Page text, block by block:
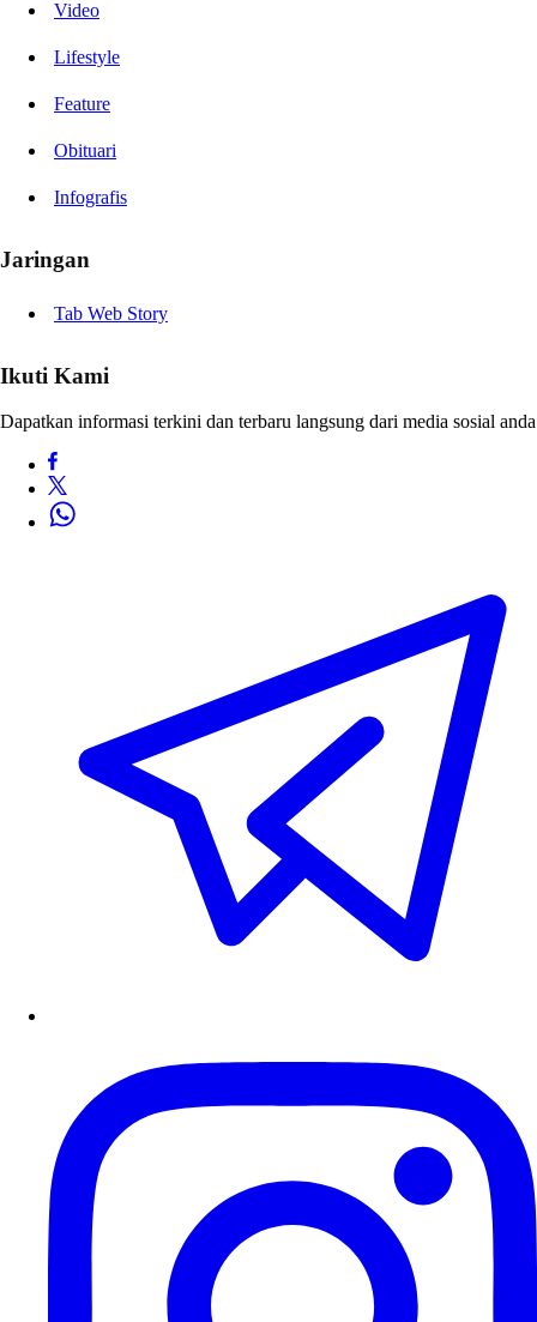
Video
Lifestyle
Feature
Obituari
Infografis
Jaringan
Tab Web Story
Ikuti Kami
Dapatkan informasi terkini dan terbaru langsung dari media sosial anda